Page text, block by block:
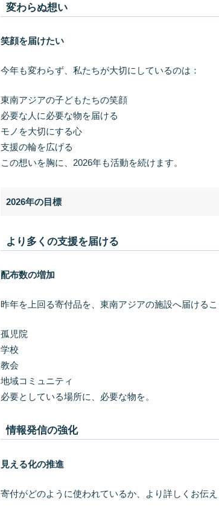
変わらぬ想い
笑顔を届けたい
今年も変わらず、私たちが大切にしているのは：
東南アジアの子どもたちの笑顔
必要な人に必要な物を届ける
モノを大切にする心
支援の輪を広げる
この想いを胸に、2026年も活動を続けます。
2026年の目標
より多くの支援を届ける
配布数の増加
昨年を上回る寄付品を、東南アジアの施設へ届けるこ
孤児院
学校
教会
地域コミュニティ
必要としている場所に、必要な物を。
情報発信の強化
見える化の推進
寄付がどのように使われているか、より詳しくお伝え